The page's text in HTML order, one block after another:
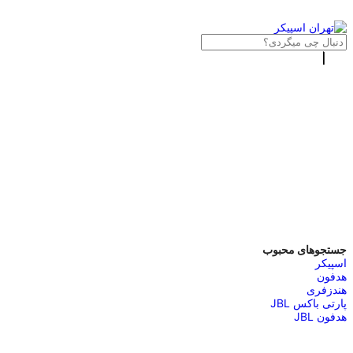
جستجوهای محبوب
اسپیکر
هدفون
هندزفری
پارتی باکس JBL
هدفون JBL